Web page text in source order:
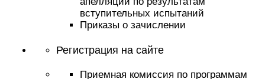
вступительных испытаний
Приказы о зачислении
Регистрация на сайте
Приемная комиссия по программам